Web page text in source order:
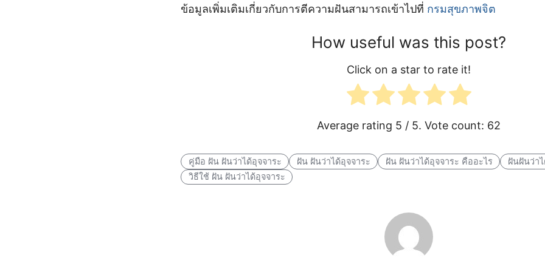
ข้อมูลเพิ่มเติมเกี่ยวกับการตีความฝันสามารถเข้าไปที่ กรมสุขภาพจิต
How useful was this post?
Click on a star to rate it!
Average rating 5 / 5. Vote count: 62
คู่มือ ฝัน ฝันว่าได้อุจจาระ ฝัน ฝันว่าได้อุจจาระ ฝัน ฝันว่าได้อุจจาระ คืออะไร
ฝันฝันว่า
วิธีใช้ ฝัน ฝันว่าได้อุจจาระ